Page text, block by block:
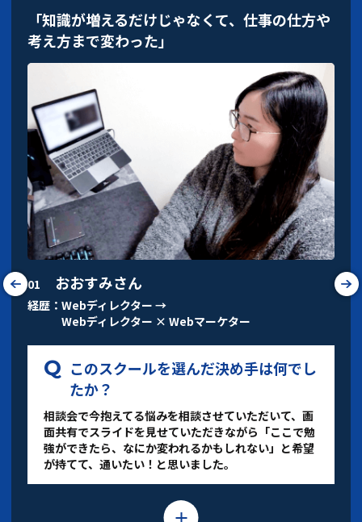
「知識が増えるだけじゃなくて、仕事の仕方や
考え方まで変わった」
01 おおすみさん
経歴：Webディレクター →
Webディレクター × Webマーケター
このスクールを選んだ決め手は何でし
たか？
相談会で今抱えてる悩みを相談させていただいて、画
面共有でスライドを見せていただきながら「ここで勉
強ができたら、なにか変われるかもしれない」と希望
が持てて、通いたい！と思いました。